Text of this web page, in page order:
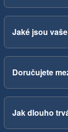
Jaké jsou
Doručujete
Jak dlouho